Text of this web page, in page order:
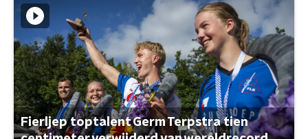
Fierljep toptalent Germ Terpstra tien